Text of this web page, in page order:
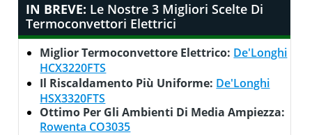
IN BREVE: Le Nostre 3 Migliori Scelte Di
Termoconvettori Elettrici
Miglior Termoconvettore Elettrico: De'Longhi
HCX3220FTS
Il Riscaldamento Più Uniforme: De'Longhi
HSX3320FTS
Ottimo Per Gli Ambienti Di Media Ampiezza:
Rowenta CO3035